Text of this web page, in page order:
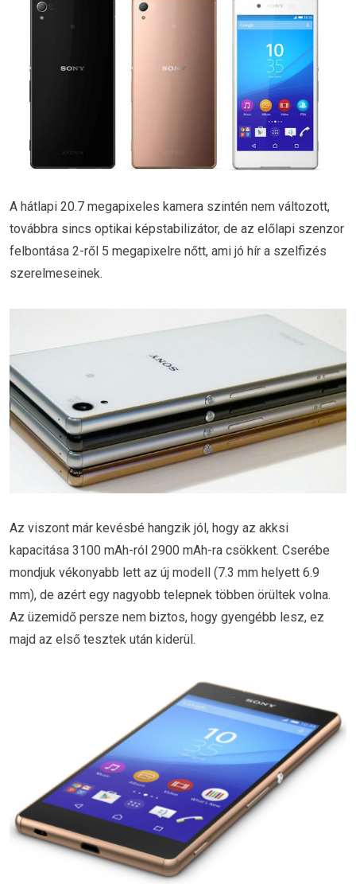
A hátlapi 20.7 megapixeles kamera szintén nem változott,
továbbra sincs optikai képstabilizátor, de az előlapi szenzor
felbontása 2-ről 5 megapixelre nőtt, ami jó hír a szelfizés
szerelmeseinek.
Az viszont már kevésbé hangzik jól, hogy az akksi
kapacitása 3100 mAh-ról 2900 mAh-ra csökkent. Cserébe
mondjuk vékonyabb lett az új modell (7.3 mm helyett 6.9
mm), de azért egy nagyobb telepnek többen örültek volna.
Az üzemidő persze nem biztos, hogy gyengébb lesz, ez
majd az első tesztek után kiderül.